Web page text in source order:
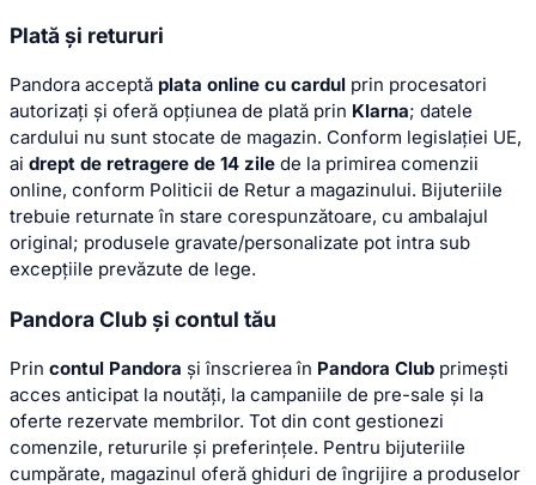
Plată și retururi
Pandora acceptă plata online cu cardul prin procesatori
autorizați și oferă opțiunea de plată prin Klarna; datele
cardului nu sunt stocate de magazin. Conform legislației UE,
ai drept de retragere de 14 zile de la primirea comenzii
online, conform Politicii de Retur a magazinului. Bijuteriile
trebuie returnate în stare corespunzătoare, cu ambalajul
original; produsele gravate/personalizate pot intra sub
excepțiile prevăzute de lege.
Pandora Club și contul tău
Prin contul Pandora și înscrierea în Pandora Club primești
acces anticipat la noutăți, la campaniile de pre-sale și la
oferte rezervate membrilor. Tot din cont gestionezi
comenzile, retururile și preferințele. Pentru bijuteriile
cumpărate, magazinul oferă ghiduri de îngrijire a produselor